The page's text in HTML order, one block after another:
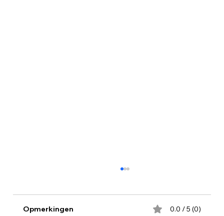
RTV-Utrecht en AD schreven een leuk artikel
Opmerkingen 0.0 / 5 (0)